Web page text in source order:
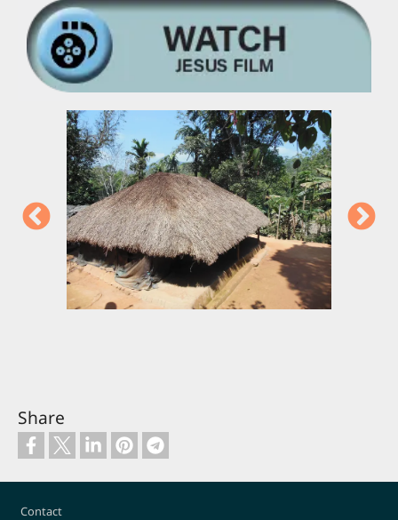
Share
Footer
Contact